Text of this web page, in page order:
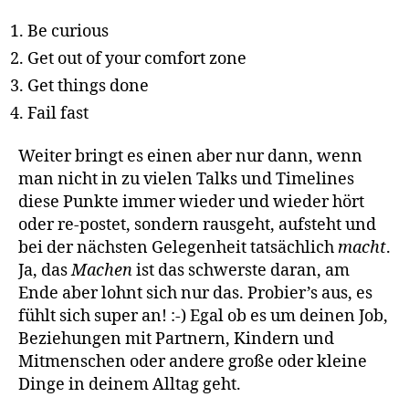
Be curious
Get out of your comfort zone
Get things done
Fail fast
Weiter bringt es einen aber nur dann, wenn
man nicht in zu vielen Talks und Timelines
diese Punkte immer wieder und wieder hört
oder re-postet, sondern rausgeht, aufsteht und
bei der nächsten Gelegenheit tatsächlichmacht.
Ja, dasMachenist das schwerste daran, am
Ende aber lohnt sich nur das. Probier’s aus, es
fühlt sich super an! :-) Egal ob es um deinen Job,
Beziehungen mit Partnern, Kindern und
Mitmenschen oder andere große oder kleine
Dinge in deinem Alltag geht.